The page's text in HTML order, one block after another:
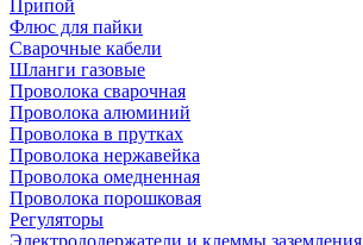
Припой
Флюс для пайки
Сварочные кабели
Шланги газовые
Проволока сварочная
Проволока алюминий
Проволока в прутках
Проволока нержавейка
Проволока омедненная
Проволока порошковая
Регуляторы
Электрододержатели и клеммы заземления